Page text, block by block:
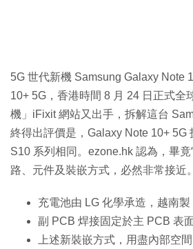
5G 世代新機 Samsung Galaxy Note
10+ 5G，香港時間 8 月 24 日正式全
機」iFixit 網站又出手，拆解這台
終得出評價是，Galaxy Note 10+ 5G
S10 系列相同。ezone.hk 認為，畢
路、元件及裝嵌方式，必然非常接近。
充電池由 LG 化學承造，越南製
副 PCB 焊接固定於主 PCB 表
上述新裝嵌方式，用盡內部空間